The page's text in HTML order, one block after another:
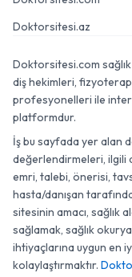
Doktorsitesi.az
Doktorsitesi.com
diş hekimleri,
profesyonelleri ile
platformdur.
İş bu sayfada yer alan
değerlendirmeleri, ilgili
emri, talebi, önerisi,
hasta/danışan
sitesinin amacı, sağlık
sağlamak, sağlık
ihtiyaçlarına uygun en
kolaylaştırmaktır.